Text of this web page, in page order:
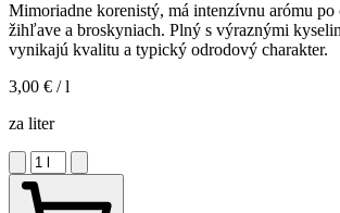
Mimoriadne korenistý, má intenzívnu arómu po
žihľave a broskyniach. Plný s výraznými
vynikajú kvalitu a typický odrodový charakter.
3,00 € / l
za liter